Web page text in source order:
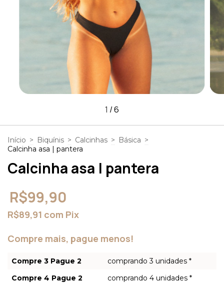
1 /6
Início > Biquínis > Calcinhas > Básica >
Calcinha asa | pantera
Calcinha asa | pantera
R$99,90
R$89,91 com Pix
Compre mais, pague menos!
Compre 3 Pague 2
comprando 3 unidades *
Compre 4 Pague 2
comprando 4 unidades *